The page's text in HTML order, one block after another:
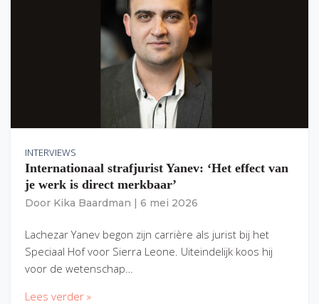
INTERVIEWS
Internationaal strafjurist Yanev: ‘Het effect van
je werk is direct merkbaar’
Door Kika Baardman 6 mei 2026
Lachezar Yanev begon zijn carrière als jurist bij het
Speciaal Hof voor Sierra Leone. Uiteindelijk koos hij
voor de wetenschap…
Lees verder »